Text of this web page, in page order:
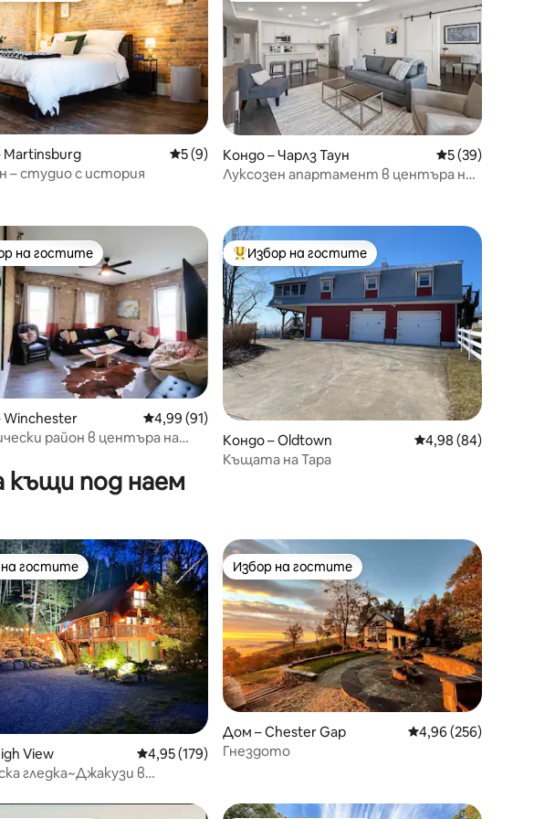
5, 150 отзива
Martinsburg Средна оценка: 5 от 5, 9 отзива
5 (9)
– студио с история
Кондо – Чарлз Таун Средна оценка:
5 (39)
Луксозен апартамент в центъра на
5, 112 отзива
избор на гостите
на гостите
Winchester Средна оценка: 4,99 от 5, 91 отзива
4,99 (91)
район в центъра на
Най-популярен избор на гостите
Избор на гостите
Кондо – Oldtown Средна оценка:
4,98 (84)
Къщата на Тара
къщи под наем
5, 111 отзива
гостите
гостите
View Средна оценка: 4,95 от 5, 179 отзива
4,95 (179)
гледка~Джакузи в
Избор на гостите
Избор на гостите
Дом – Chester Gap Средна оценка: 4,96
4,96 (256)
Гнездото